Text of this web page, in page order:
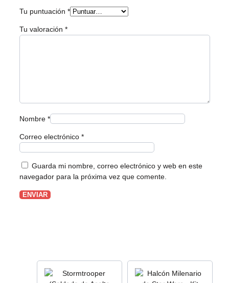
Tu puntuación *
Tu valoración *
Nombre *
Correo electrónico *
Guarda mi nombre, correo electrónico y web en este
navegador para la próxima vez que comente.